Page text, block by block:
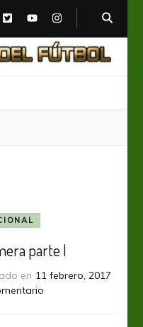
parte I
en 11 febrero, 2017
en